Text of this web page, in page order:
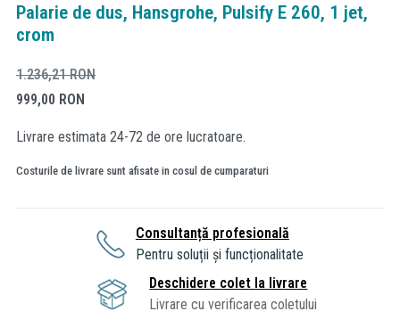
Palarie de dus, Hansgrohe, Pulsify E 260, 1 jet,
crom
1.236,21RON
999,00 RON
Livrare estimata 24-72 de ore lucratoare.
Costurile de livrare sunt afisate in cosul de cumparaturi
Consultanță profesională
Pentru soluții și funcționalitate
Deschidere colet la livrare
Livrare cu verificarea coletului